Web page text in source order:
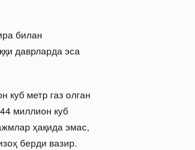
билан
даврларда эса
куб метр газ олган
миллион куб
ҳақида эмас,
берди вазир.